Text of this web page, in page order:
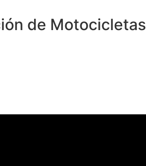
de Motocicletas